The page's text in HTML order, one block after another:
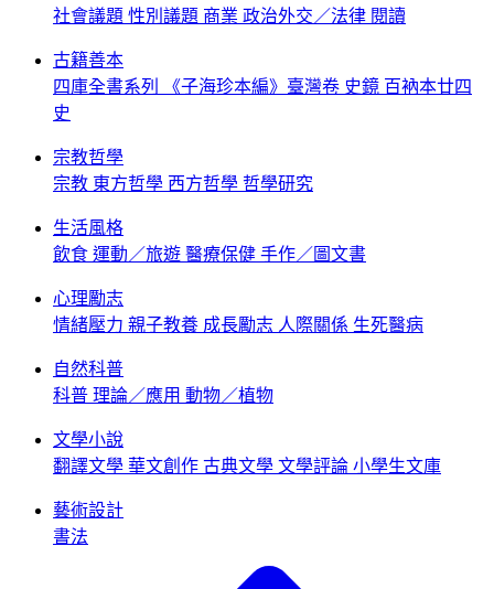
社會議題 性別議題 商業 政治外交／法律 閱讀
古籍善本
四庫全書系列
《子海珍本編》臺灣卷 史鏡 百衲本廿四
史
宗教哲學
宗教 東方哲學 西方哲學 哲學研究
生活風格
飲食 運動／旅遊 醫療保健 手作／圖文書
心理勵志
情緒壓力 親子教養 成長勵志 人際關係 生死醫病
自然科普
科普 理論／應用 動物／植物
文學小說
翻譯文學 華文創作 古典文學 文學評論 小學生文庫
藝術設計
書法